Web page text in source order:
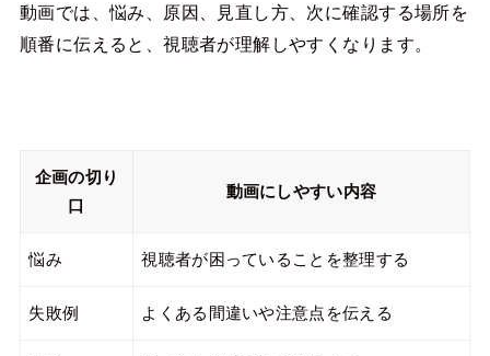
動画では、悩み、原因、見直し方、次に確認する場所を
順番に伝えると、視聴者が理解しやすくなります。
企画の切り
口
動画にしやすい内容
悩み 視聴者が困っていることを整理する
失敗例 よくある間違いや注意点を伝える